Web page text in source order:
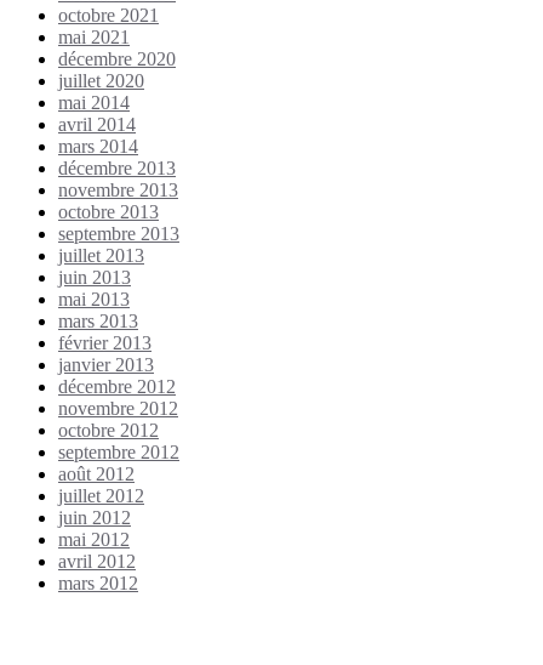
octobre 2021
mai 2021
décembre 2020
juillet 2020
mai 2014
avril 2014
mars 2014
décembre 2013
novembre 2013
octobre 2013
septembre 2013
juillet 2013
juin 2013
mai 2013
mars 2013
février 2013
janvier 2013
décembre 2012
novembre 2012
octobre 2012
septembre 2012
août 2012
juillet 2012
juin 2012
mai 2012
avril 2012
mars 2012